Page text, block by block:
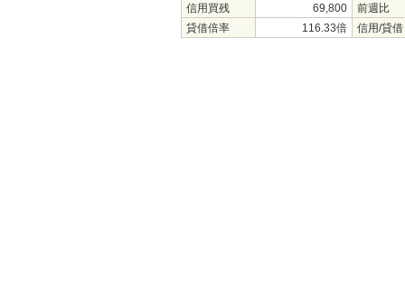
信用買残
69,800
前週比
貸借倍率
116.33倍 信用/貸借